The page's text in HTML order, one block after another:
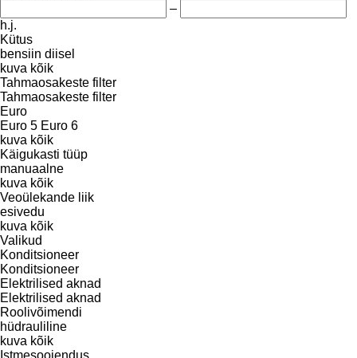
–
h.j.
Kütus
bensiin diisel
kuva kõik
Tahmaosakeste filter
Tahmaosakeste filter
Euro
Euro 5 Euro 6
kuva kõik
Käigukasti tüüp
manuaalne
kuva kõik
Veoülekande liik
esivedu
kuva kõik
Valikud
Konditsioneer
Konditsioneer
Elektrilised aknad
Elektrilised aknad
Roolivõimendi
hüdrauliline
kuva kõik
Istmesoojendus